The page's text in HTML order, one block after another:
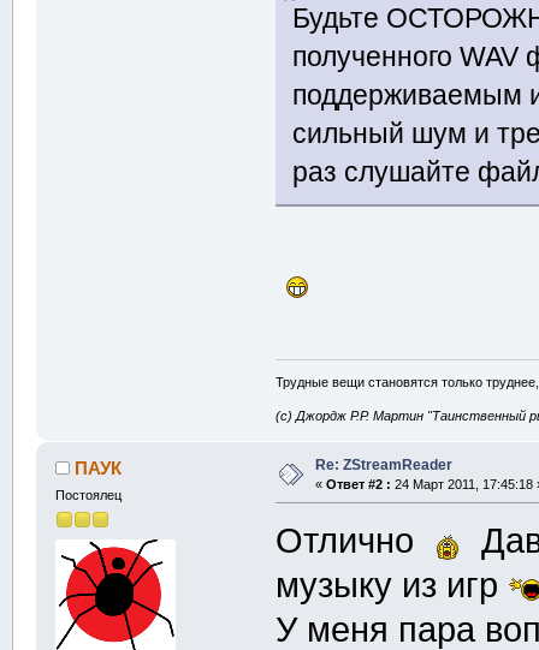
Будьте
полученного
поддерживаемым
сильный шум и
раз слушайте
Трудные вещи становятся только
(с) Джордж Р.Р. Мартин "Таинственный
ПАУК
Постоялец
Re: ZStreamReader
« Ответ #2 : 24 Март 2011, 17:45:18
Отлично
музыку из игр
У меня пара